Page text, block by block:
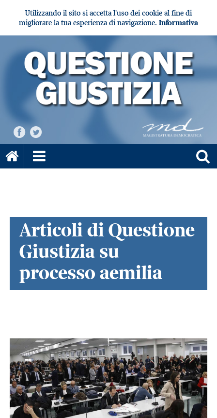
Utilizzando il sito si accetta l'uso dei cookie al fine di
migliorare la tua esperienza di navigazione. Informativa
Articoli di Questione
Giustizia su
processo aemilia